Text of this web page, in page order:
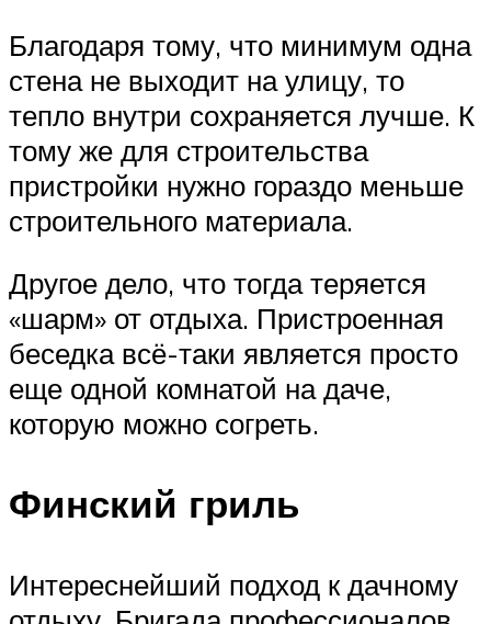
Благодаря тому, что минимум одна
стена не выходит на улицу, то
тепло внутри сохраняется лучше. К
тому же для строительства
пристройки нужно гораздо меньше
строительного материала.
Другое дело, что тогда теряется
«шарм» от отдыха. Пристроенная
беседка всё-таки является просто
еще одной комнатой на даче,
которую можно согреть.
Финский гриль
Интереснейший подход к дачному